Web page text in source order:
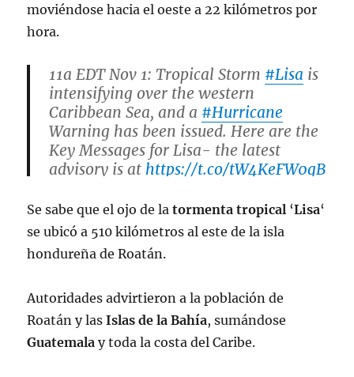
moviéndose hacia el oeste a 22 kilómetros por
hora.
11a EDT Nov 1: Tropical Storm #Lisa is
intensifying over the western
Caribbean Sea, and a #Hurricane
Warning has been issued. Here are the
Key Messages for Lisa- the latest
advisory is at https://t.co/tW4KeFW0gB
— National Hurricane Center
(@NHC_Atlantic)
Se sabe que el ojo de latormenta tropical ‘Lisa‘
se ubicó a 510 kilómetros al este de la isla
hondureña de Roatán.
Autoridades advirtieron a la población de
Roatán y lasIslas de la Bahía, sumándose
Guatemala y toda la costa del Caribe.